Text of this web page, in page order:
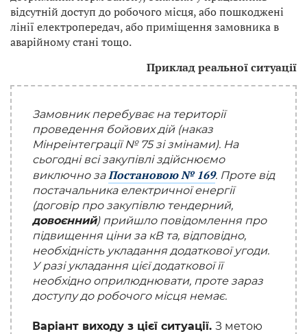
відсутній доступ до робочого місця, або пошкоджені
лінії електропередач, або приміщення замовника в
аварійному стані тощо.
Приклад реальної ситуації
Замовник перебуває на території
проведення бойових дій (наказ
Мінреінтеграції № 75 зі змінами). На
сьогодні всі закупівлі здійснюємо
виключно заПостановою № 169. Проте від
постачальника електричної енергії
(договір про закупівлю тендерний,
довоєнний) прийшло повідомлення про
підвищення ціни за кВ та, відповідно,
необхідність укладання додаткової угоди.
У разі укладання цієї додаткової її
необхідно оприлюднювати, проте зараз
доступу до робочого місця немає.
Варіант виходу з цієї ситуації. З метою